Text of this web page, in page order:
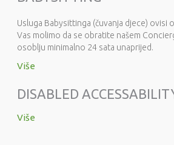
Usluga Babysittinga (čuvanja djece) ovisi
Vas molimo da se obratite našem
osoblju minimalno 24 sata unaprijed.
Više
DISABLED
Više